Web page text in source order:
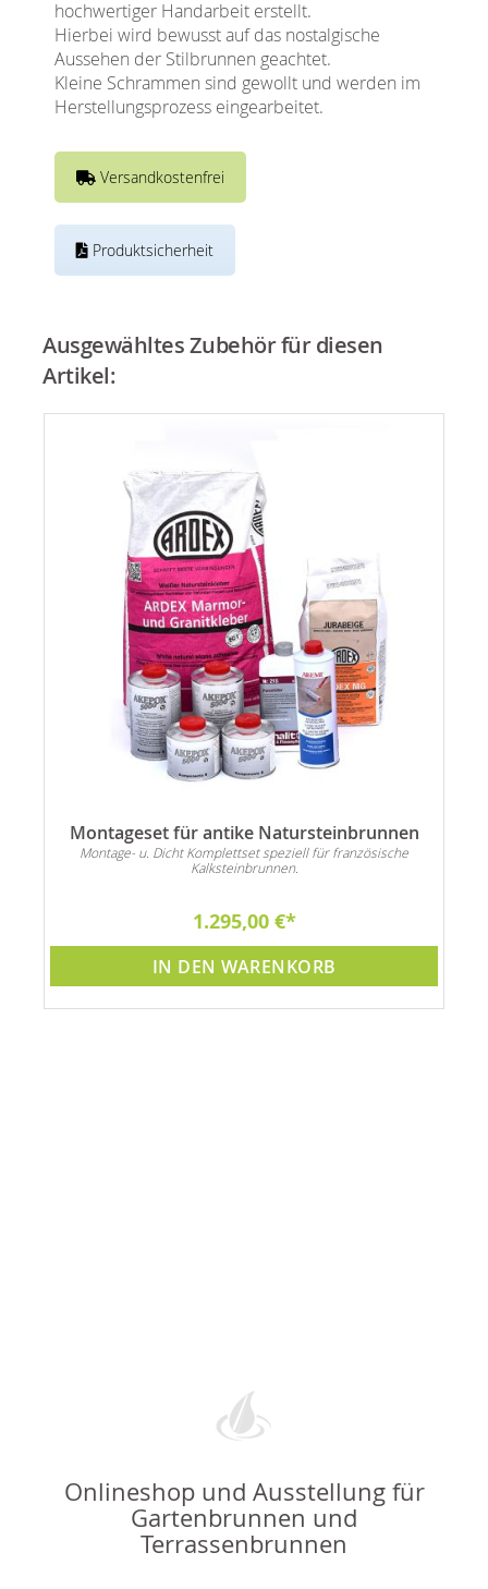
hochwertiger Handarbeit erstellt.
Hierbei wird bewusst auf das nostalgische
Aussehen der Stilbrunnen geachtet.
Kleine Schrammen sind gewollt und werden im
Herstellungsprozess eingearbeitet.
Versandkostenfrei
Produktsicherheit
Ausgewähltes Zubehör für diesen
Artikel:
Montageset für antike Natursteinbrunnen
Montage- u. Dicht Komplettset speziell für französische
Kalksteinbrunnen.
1.295,00 €
IN DEN WARENKORB
Onlineshop und Ausstellung für
Gartenbrunnen und
Terrassenbrunnen